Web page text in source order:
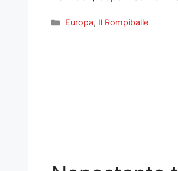
Categorie
Europa, Il Rompiballe